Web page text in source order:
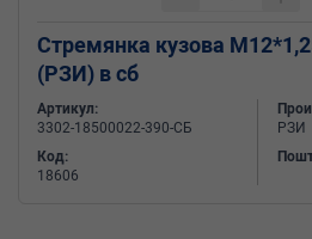
Стремянка кузова
(РЗИ) в сб
Артикул:
3302-18500022-390-СБ
Код:
18606
РЗИ